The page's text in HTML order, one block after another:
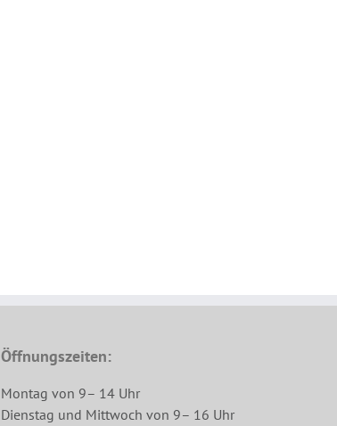
Öffnungszeiten:
Montag von 9– 14 Uhr
Dienstag und Mittwoch von 9– 16 Uhr